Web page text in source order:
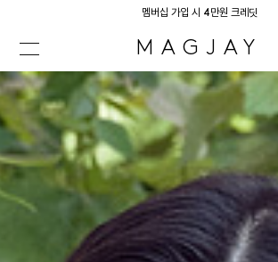
멤버십 가입 시 4만원 크레딧
MAGJAY